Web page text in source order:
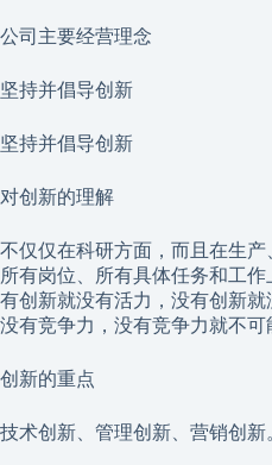
公司主要经营理念
坚持并倡导创新
坚持并倡导创新
对创新的理解
不仅仅在科研方面，而且在生
所有岗位、所有具体任务和工
有创新就没有活力，没有创新
没有竞争力，没有竞争力就不可
创新的重点
技术创新、管理创新、营销创新